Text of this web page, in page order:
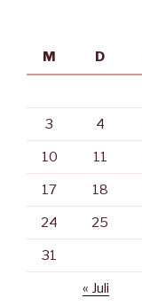
M
D
3 4
10 11
17 18
24 25
31
« Juli